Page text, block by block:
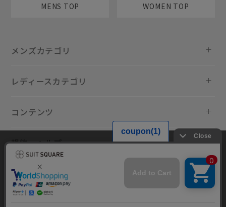
MENS TOP WOMEN TOP
メンズカテゴリ
レディースカテゴリ
コンテンツ
規約・ヘルプ
当サイトでは利用体験の向上およびコンテンツの最適な提供、トラフィ
ックの分析を目的としてCookieを使用しています。サイトの閲覧を継続
された場合、Cookieの利用に同意したものといたします。詳細について
はプライバシーポリシー をご確認ください。